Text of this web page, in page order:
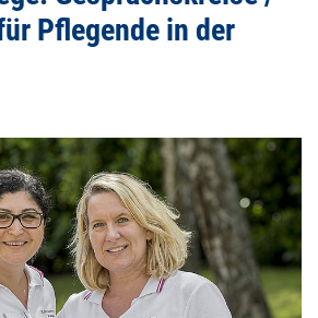
Pflegende in der